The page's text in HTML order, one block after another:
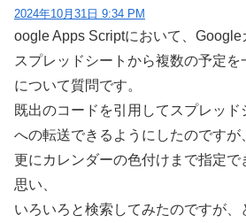
2024年10月31日 9:34 PM
oogle Apps Scriptにおいて、Google
スプレッドシートから複数の予定を
について質問です。
既出のコードを引用してスプレッ
への転送できるようにしたのですが
更にカレンダーの色付けまで指定で
思い、
いろいろと検索してみたのですが、